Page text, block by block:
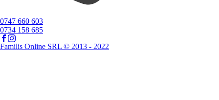
0747 660 603
0734 158 685
Familis Online SRL © 2013 - 2022